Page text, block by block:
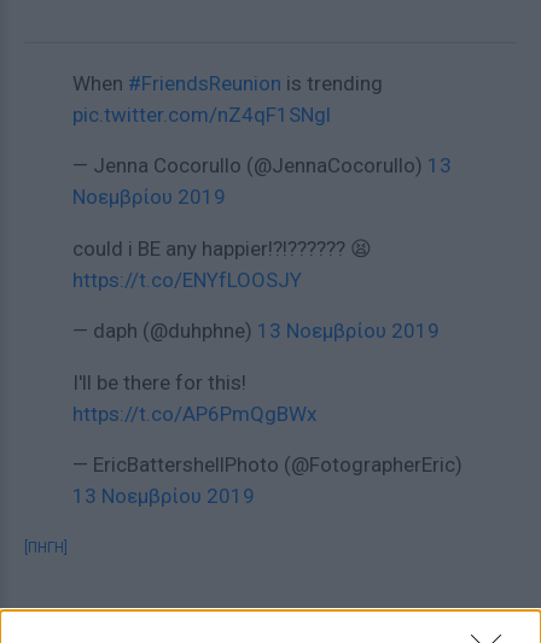
When #FriendsReunion is trending
pic.twitter.com/nZ4qF1SNgl
— Jenna Cocorullo (@JennaCocorullo) 13
Νοεμβρίου 2019
could i BE any happier!?!?????? 😫
https://t.co/ENYfLOOSJY
— daph (@duhphne) 13 Νοεμβρίου 2019
I'll be there for this!
https://t.co/AP6PmQgBWx
— EricBattershellPhoto (@FotographerEric)
13 Νοεμβρίου 2019
[ΠΗΓΗ]